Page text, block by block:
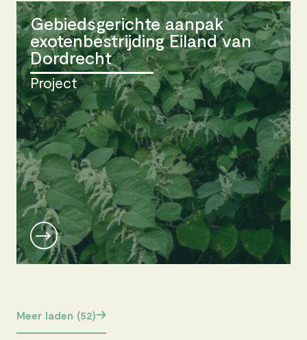
Gebiedsgerichte aanpak
exotenbestrijding Eiland van
Dordrecht
Project
Meer laden (52)